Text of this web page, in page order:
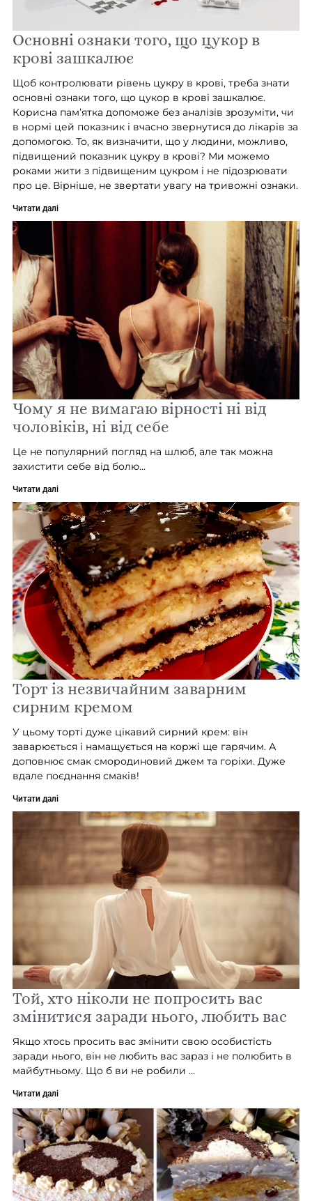
Основні ознаки того, що цукор в
крові зашкалює
Щоб контролювати рівень цукру в крові, треба знати
основні ознаки того, що цукор в крові зашкалює.
Корисна пам’ятка допоможе без аналізів зрозуміти, чи
в нормі цей показник і вчасно звернутися до лікарів за
допомогою. То, як визначити, що у людини, можливо,
підвищений показник цукру в крові? Ми можемо
роками жити з підвищеним цукром і не підозрювати
про це. Вірніше, не звертати увагу на тривожні ознаки.
Читати далі
Чому я не вимагаю вірності ні від
чоловіків, ні від себе
Це не популярний погляд на шлюб, але так можна
захистити себе від болю…
Читати далі
Торт із незвичайним заварним
сирним кремом
У цьому торті дуже цікавий сирний крем: він
заварюється і намащується на коржі ще гарячим. А
доповнює смак смородиновий джем та горіхи. Дуже
вдале поєднання смаків!
Читати далі
Той, хто ніколи не попросить вас
змінитися заради нього, любить вас
Якщо хтось просить вас змінити свою особистість
заради нього, він не любить вас зараз і не полюбить в
майбутньому. Що б ви не робили …
Читати далі